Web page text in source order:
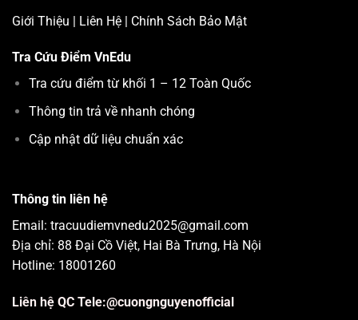
Giới Thiệu | Liên Hệ | Chính Sách Bảo Mật
Tra Cứu Điểm VnEdu
Tra cứu điểm từ khối 1 – 12 Toàn Quốc
Thông tin trả về nhanh chóng
Cập nhật dữ liệu chuẩn xác
Thông tin liên hệ
Email: tracuudiemvnedu2025@gmail.com
Địa chỉ: 88 Đại Cồ Việt, Hai Bà Trưng, Hà Nội
Hotline: 18001260
Liên hệ QC Tele:@cuongnguyenofficial